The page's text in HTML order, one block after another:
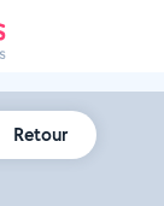
Retour